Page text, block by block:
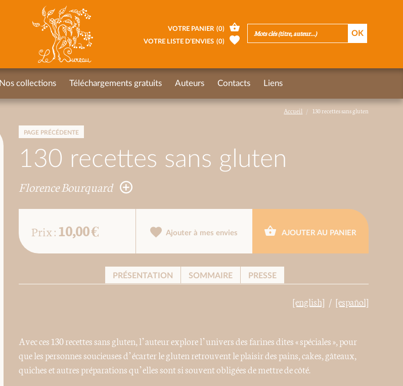
Accueil 130 recettes sans gluten
PAGE PRÉCÉDENTE
130 recettes sans gluten
Florence Bourquard
Prix : 10,00 € Ajouter à mes envies AJOUTER AU PANIER
PRÉSENTATION SOMMAIRE PRESSE
[english] [español]
Avec ces 130 recettes sans gluten, l’auteur explore l’univers des farines dites « spéciales », pour
que les personnes soucieuses d’écarter le gluten retrouvent le plaisir des pains, cakes, gâteaux,
quiches et autres préparations qu’elles sont si souvent obligées de mettre de côté.
VOTRE PANIER (0)
VOTRE LISTE D’ENVIES (0)
Nos collections Téléchargements gratuits Auteurs Contacts Liens